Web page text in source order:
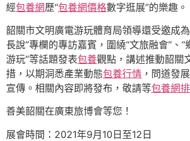
經包養網歷“包養網價格數字逛展”的樂趣。
韶關市文明廣電游玩體育局領導還受邀成
長說”專欄的專訪嘉賓，圍繞“文旅融會”、“
游玩”等話題發表包養觀點，講述推動韶關
措，以期洞悉產業動態包養行情 ，問道發
宣傳。相關內容即將發布，敬請等包養網
善美韶關在廣東旅博會等您！
展會時間：2021年9月10日至12日